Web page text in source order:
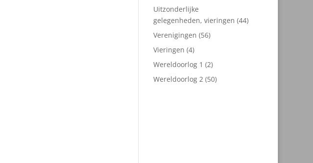
producten
Uitzonderlijke
gelegenheden, vieringen 4444
Verenigingen 5656
Vieringen 44
producten
Wereldoorlog 1 22
producten
Wereldoorlog 2 5050